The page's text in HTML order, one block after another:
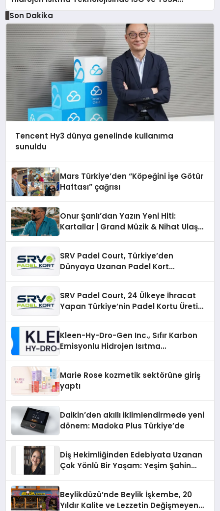
Düzenleyici Onaylarını Aldı
Son Dakika
Tencent Hy3 dünya genelinde kullanıma
sunuldu
Mars Türkiye’den “Köpeğini İşe Götür
Haftası” çağrısı
Onur Şanlı’dan Yazın Yeni Hiti:
Kartallar | Grand Müzik & Nihat Ulaş
SRV Padel Court, Türkiye’den
Dünyaya Uzanan Padel Kort
SRV Padel Court, 24 Ülkeye İhracat
Yapan Türkiye’nin Padel Kortu Üretim
Kleen-Hy-Dro-Gen Inc., Sıfır Karbon
Emisyonlu Hidrojen Isıtma
Marie Rose kozmetik sektörüne giriş
yaptı
Daikin’den akıllı iklimlendirmede yeni
dönem: Madoka Plus Türkiye’de
Diş Hekimliğinden Edebiyata Uzanan
Çok Yönlü Bir Yaşam: Yeşim Şahin
Beylikdüzü’nde Beylik İşkembe, 20
Yıldır Kalite ve Lezzetin Değişmeyen